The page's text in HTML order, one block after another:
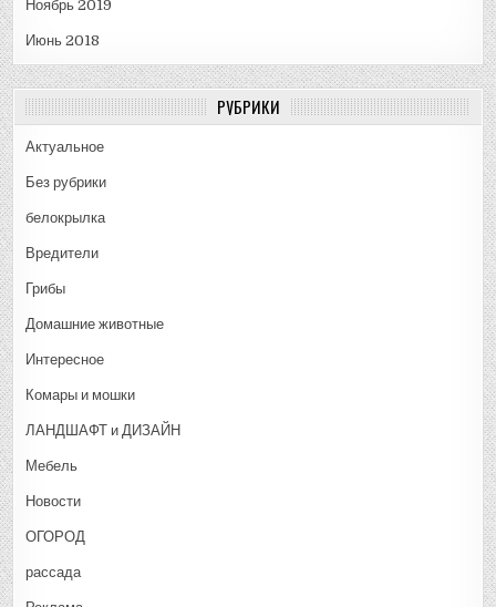
Ноябрь 2019
Июнь 2018
РУБРИКИ
Актуальное
Без рубрики
белокрылка
Вредители
Грибы
Домашние животные
Интересное
Комары и мошки
ЛАНДШАФТ и ДИЗАЙН
Мебель
Новости
ОГОРОД
рассада